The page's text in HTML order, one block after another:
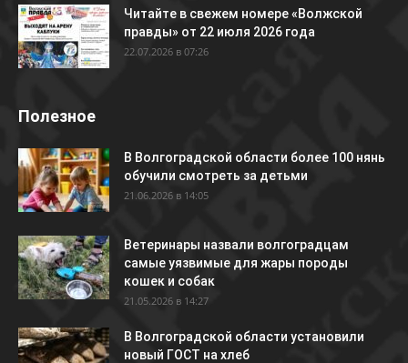
Читайте в свежем номере «Волжской
правды» от 22 июля 2026 года
22.07.2026 в 07:26
Полезное
В Волгоградской области более 100 нянь
обучили смотреть за детьми
21.06.2026 в 14:05
Ветеринары назвали волгоградцам
самые уязвимые для жары породы
кошек и собак
21.05.2026 в 14:27
В Волгоградской области установили
новый ГОСТ на хлеб